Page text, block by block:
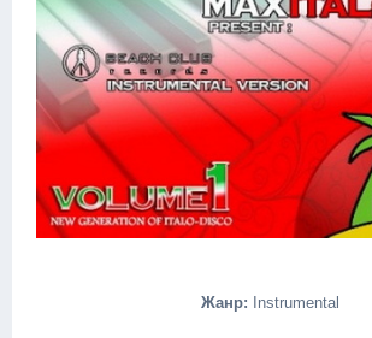
Жанр: Instrumental